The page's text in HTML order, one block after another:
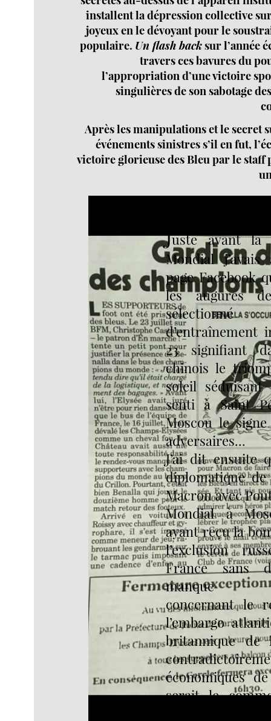
installent la dépression collective
joyeux en le dévoyant pour le
populaire. Un flash backsur l’année
travers ces bavures du
l’appropriation d’une victoire
singulières de son sabotage
Après les manipulations et le secret
événements sinistres s’il en fut,
victoire glorieuse des Bleu par le staff
Juste avant la
Mondial
page Facebook
les augures
d’entraînement
23 signifiant
chinois le
soleil
senti à Saint
Moscou le
adversaires...
J’ai dit ensuite
diplomatique
Macron avec
Mondial à
ayant reçu la
l’exclusion
France sans
manque
concernant le
l’embargo
britannique de
économiques
serait le